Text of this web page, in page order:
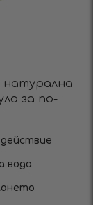
натурална
за по-
вода